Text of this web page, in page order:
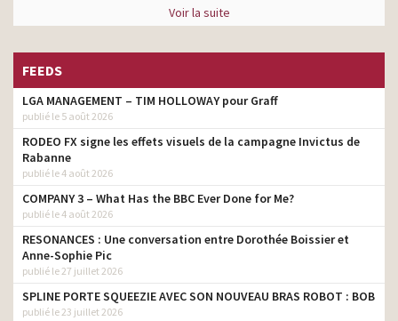
Voir la suite
FEEDS
LGA MANAGEMENT – TIM HOLLOWAY pour Graff
publié le 5 août 2026
RODEO FX signe les effets visuels de la campagne Invictus de
Rabanne
publié le 4 août 2026
COMPANY 3 – What Has the BBC Ever Done for Me?
publié le 4 août 2026
RESONANCES : Une conversation entre Dorothée Boissier et
Anne-Sophie Pic
publié le 27 juillet 2026
SPLINE PORTE SQUEEZIE AVEC SON NOUVEAU BRAS ROBOT : BOB
publié le 23 juillet 2026